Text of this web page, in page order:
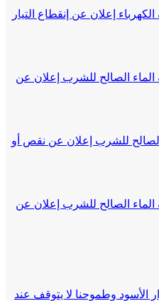
إعلان عن إنقطاع التيار
الصالح للشرب إعلان عن
للشرب إعلان عن نقص أو
الصالح للشرب إعلان عن
وطموحنا لا يتوقف عند